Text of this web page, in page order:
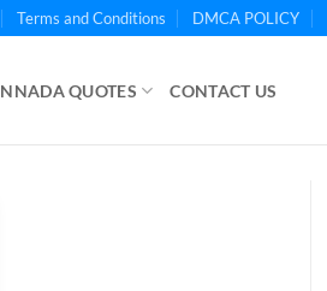
Terms and Conditions DMCA POLICY
QUOTES CONTACT US